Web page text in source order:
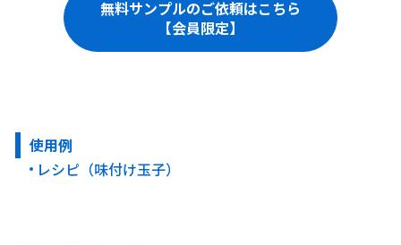
無料サンプルのご依頼はこちら
【会員限定】
使用例
レシピ（味付け玉子）